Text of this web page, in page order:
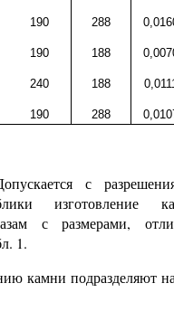
190 288
190 188
240 188
190 288
с
изготовление
с размерами,
1.
камни подразделяют